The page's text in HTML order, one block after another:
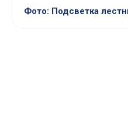
Фото: Подсветка